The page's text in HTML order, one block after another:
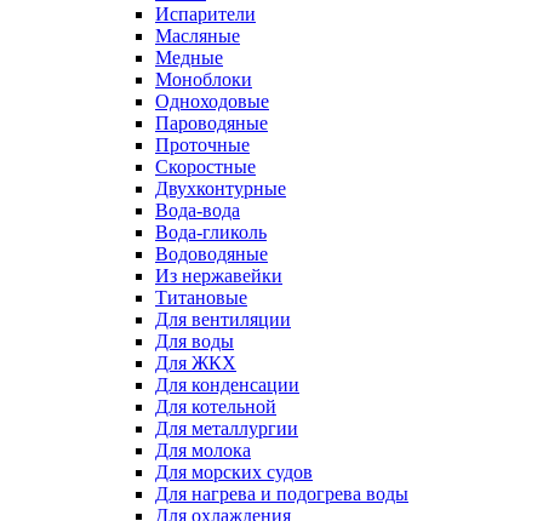
Испарители
Масляные
Медные
Моноблоки
Одноходовые
Пароводяные
Проточные
Скоростные
Двухконтурные
Вода-вода
Вода-гликоль
Водоводяные
Из нержавейки
Титановые
Для вентиляции
Для воды
Для ЖКХ
Для конденсации
Для котельной
Для металлургии
Для молока
Для морских судов
Для нагрева и подогрева воды
Для охлаждения